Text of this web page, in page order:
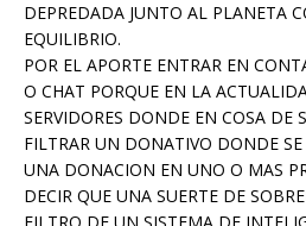
DEPREDADA JUNTO AL PLANETA
EQUILIBRIO.
POR EL APORTE ENTRAR EN
O CHAT PORQUE EN LA
SERVIDORES DONDE EN COSA DE
FILTRAR UN DONATIVO DONDE
UNA DONACION EN UNO O MAS
DECIR QUE UNA SUERTE DE